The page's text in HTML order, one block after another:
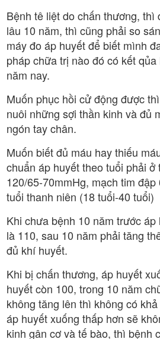
Bệnh tê liệt do chấn thương, thì
lâu 10 năm, thì cũng phải so
máy đo áp huyết để biết mình
pháp chữa trị nào đó có kết
năm nay.
Muốn phục hồi cử động được
nuôi những sợi thần kinh và đủ
ngón tay chân.
Muốn biết đủ máu hay thiếu
chuẩn áp huyết theo tuổi phải ở
120/65-70mmHg, mạch tim
tuổi thanh niên (18 tuổi-40 tuổi)
Khi chưa bệnh 10 năm trước
là 110, sau 10 năm phải tăng
đủ khí huyết.
Khi bị chấn thương, áp huyết
huyết còn 100, trong 10 năm
không tăng lên thì không có
áp huyết xuống thấp hơn sẽ
kinh gân cơ và tế bào, thì bệnh